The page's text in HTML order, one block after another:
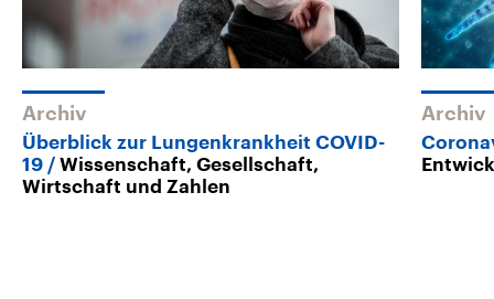
Archiv
Überblick zur Lungenkrankheit COVID-
19
Wissenschaft, Gesellschaft,
Wirtschaft und Zahlen
Archiv